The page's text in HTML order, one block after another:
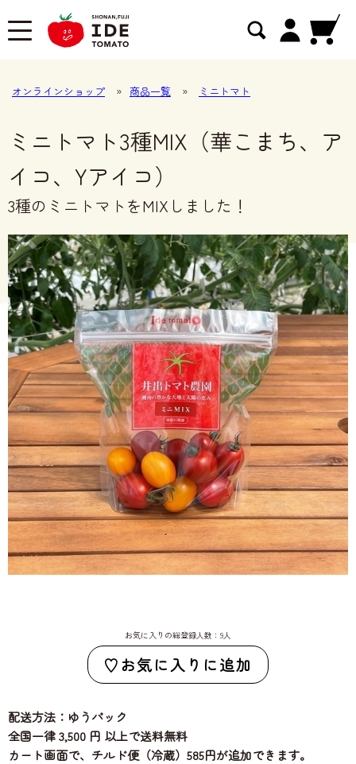
オンラインショップ » 商品一覧 » ミニトマト
ミニトマト3種MIX（華こまち、ア
イコ、Yアイコ）
3種のミニトマトをMIXしました！
お気に入りの総登録人数：9人
お気に入りに追加
配送方法：ゆうパック
全国一律 3,500 円 以上で送料無料
カート画面で、チルド便（冷蔵）585円が追加できます。